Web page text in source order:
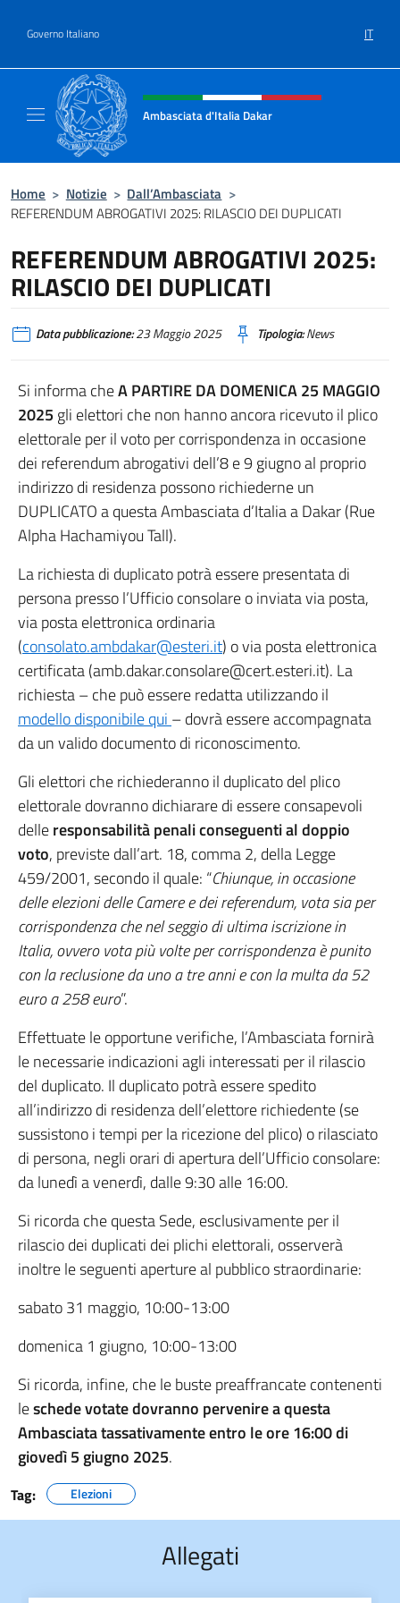
Governo Italiano IT
Intestazione sito, social e menù
Ambasciata d'Italia Dakar
Home > Notizie > Dall’Ambasciata >
REFERENDUM ABROGATIVI 2025: RILASCIO DEI DUPLICATI
REFERENDUM ABROGATIVI 2025:
RILASCIO DEI DUPLICATI
Data pubblicazione:23 Maggio 2025 Tipologia:News
Si informa cheA PARTIRE DA DOMENICA 25 MAGGIO
2025 gli elettori che non hanno ancora ricevuto il plico
elettorale per il voto per corrispondenza in occasione
dei referendum abrogativi dell’8 e 9 giugno al proprio
indirizzo di residenza possono richiederne un
DUPLICATO a questa Ambasciata d’Italia a Dakar (Rue
Alpha Hachamiyou Tall).
La richiesta di duplicato potrà essere presentata di
persona presso l’Ufficio consolare o inviata via posta,
via posta elettronica ordinaria
(consolato.ambdakar@esteri.it) o via posta elettronica
certificata (amb.dakar.consolare@cert.esteri.it). La
richiesta – che può essere redatta utilizzando il
modello disponibile qui – dovrà essere accompagnata
da un valido documento di riconoscimento.
Gli elettori che richiederanno il duplicato del plico
elettorale dovranno dichiarare di essere consapevoli
delleresponsabilità penali conseguenti al doppio
voto, previste dall’art. 18, comma 2, della Legge
459/2001, secondo il quale: “Chiunque, in occasione
delle elezioni delle Camere e dei referendum, vota sia per
corrispondenza che nel seggio di ultima iscrizione in
Italia, ovvero vota più volte per corrispondenza è punito
con la reclusione da uno a tre anni e con la multa da 52
euro a 258 euro”.
Effettuate le opportune verifiche, l’Ambasciata fornirà
le necessarie indicazioni agli interessati per il rilascio
del duplicato. Il duplicato potrà essere spedito
all’indirizzo di residenza dell’elettore richiedente (se
sussistono i tempi per la ricezione del plico) o rilasciato
di persona, negli orari di apertura dell’Ufficio consolare:
da lunedì a venerdì, dalle 9:30 alle 16:00.
Si ricorda che questa Sede, esclusivamente per il
rilascio dei duplicati dei plichi elettorali, osserverà
inoltre le seguenti aperture al pubblico straordinarie:
sabato 31 maggio, 10:00-13:00
domenica 1 giugno, 10:00-13:00
Si ricorda, infine, che le buste preaffrancate contenenti
leschede votate dovranno pervenire a questa
Ambasciata tassativamente entro le ore 16:00 di
giovedì 5 giugno 2025.
Tag: Elezioni
Allegati